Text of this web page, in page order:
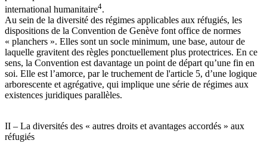
international humanitaire4.
Au sein de la diversité des régimes applicables aux réfugiés, les
dispositions de la Convention de Genève font office de normes
« planchers ». Elles sont un socle minimum, une base, autour de
laquelle gravitent des règles ponctuellement plus protectrices. En ce
sens, la Convention est davantage un point de départ qu’une fin en
soi. Elle est l’amorce, par le truchement de l'article 5, d’une logique
arborescente et agrégative, qui implique une série de régimes aux
existences juridiques parallèles.
II – La diversités des « autres droits et avantages accordés » aux
réfugiés